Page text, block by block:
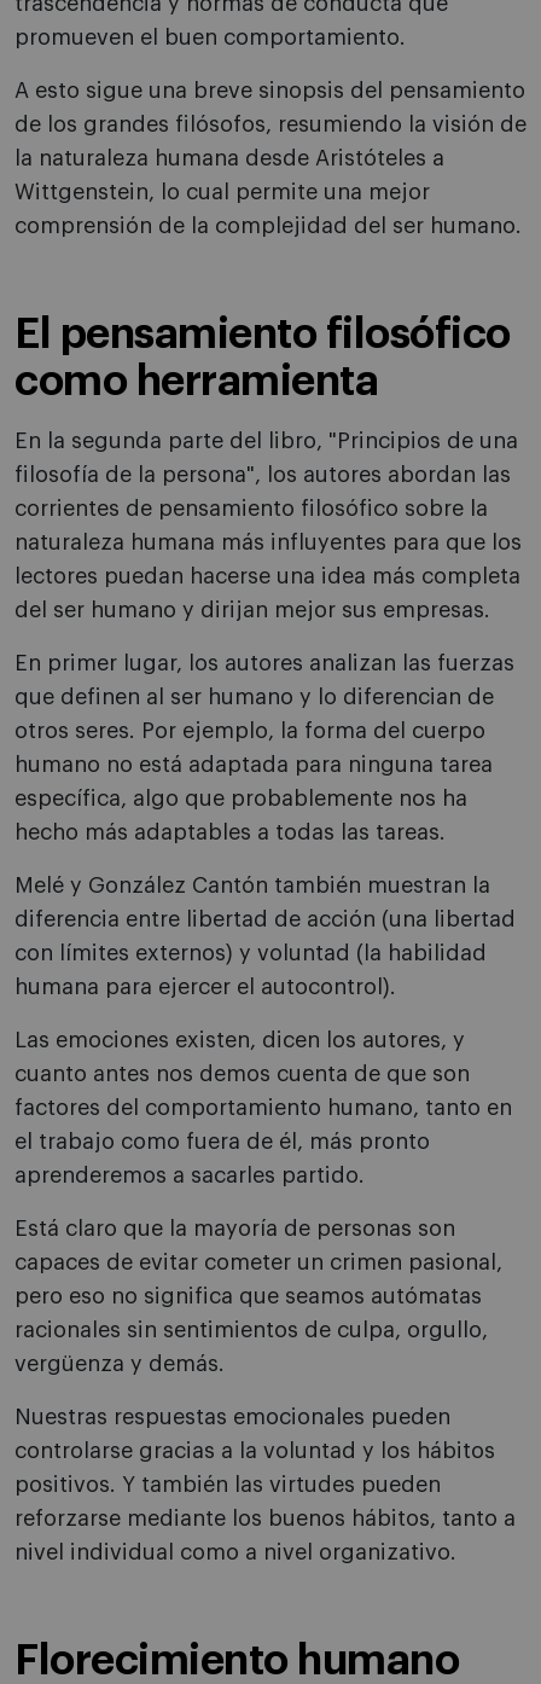
promueven el buen comportamiento.
A esto sigue una breve sinopsis del pensamiento
de los grandes filósofos, resumiendo la visión de
la naturaleza humana desde Aristóteles a
Wittgenstein, lo cual permite una mejor
comprensión de la complejidad del ser humano.
El pensamiento filosófico
como herramienta
En la segunda parte del libro, "Principios de una
filosofía de la persona", los autores abordan las
corrientes de pensamiento filosófico sobre la
naturaleza humana más influyentes para que los
lectores puedan hacerse una idea más completa
del ser humano y dirijan mejor sus empresas.
En primer lugar, los autores analizan las fuerzas
que definen al ser humano y lo diferencian de
otros seres. Por ejemplo, la forma del cuerpo
humano no está adaptada para ninguna tarea
específica, algo que probablemente nos ha
hecho más adaptables a todas las tareas.
Melé y González Cantón también muestran la
diferencia entre libertad de acción (una libertad
con límites externos) y voluntad (la habilidad
humana para ejercer el autocontrol).
Las emociones existen, dicen los autores, y
cuanto antes nos demos cuenta de que son
factores del comportamiento humano, tanto en
el trabajo como fuera de él, más pronto
aprenderemos a sacarles partido.
Está claro que la mayoría de personas son
capaces de evitar cometer un crimen pasional,
pero eso no significa que seamos autómatas
racionales sin sentimientos de culpa, orgullo,
vergüenza y demás.
Nuestras respuestas emocionales pueden
controlarse gracias a la voluntad y los hábitos
positivos. Y también las virtudes pueden
reforzarse mediante los buenos hábitos, tanto a
nivel individual como a nivel organizativo.
Florecimiento humano